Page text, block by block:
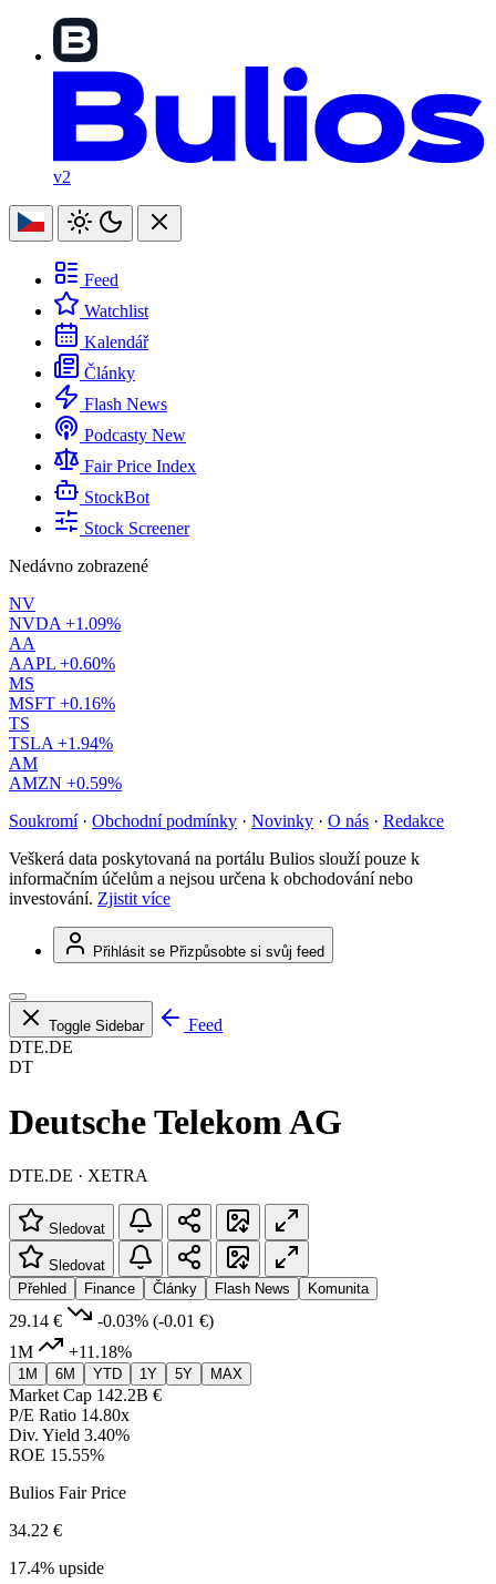
v2
Feed
Watchlist
Kalendář
Články
Flash News
Podcasty New
Fair Price Index
StockBot
Stock Screener
Nedávno zobrazené
NV
NVDA +1.09%
AA
AAPL +0.60%
MS
MSFT +0.16%
TS
TSLA +1.94%
AM
AMZN +0.59%
Soukromí · Obchodní podmínky · Novinky · O nás · Redakce
Veškerá data poskytovaná na portálu Bulios slouží pouze k
informačním účelům a nejsou určena k obchodování nebo
investování. Zjistit více
Přihlásit se Přizpůsobte si svůj feed
Toggle Sidebar
Feed
DTE.DE
DT
Deutsche Telekom AG
DTE.DE · XETRA
Sledovat
Sledovat
Přehled
Finance Články Flash News Komunita
29.14 € -0.03% (-0.01 €)
1M
+11.18%
1M 6M YTD 1Y 5Y MAX
Market Cap 142.2B €
P/E Ratio 14.80x
Div. Yield 3.40%
ROE 15.55%
Bulios Fair Price
34.22 €
17.4% upside